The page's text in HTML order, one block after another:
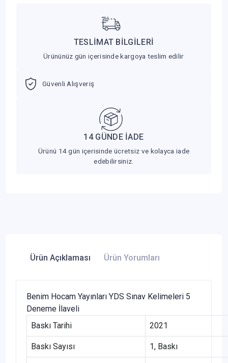
TESLİMAT BİLGİLERİ
Ürününüz gün içerisinde kargoya teslim edilir
Güvenli Alışveriş
14 GÜNDE İADE
Ürünü 14 gün içerisinde ücretsiz ve kolayca iade
edebilirsiniz.
Ürün Açıklaması Ürün Yorumları
Benim Hocam Yayınları YDS Sınav Kelimeleri 5
Deneme İlaveli
Baskı Tarihi
2021
Baskı Sayısı 1, Baskı